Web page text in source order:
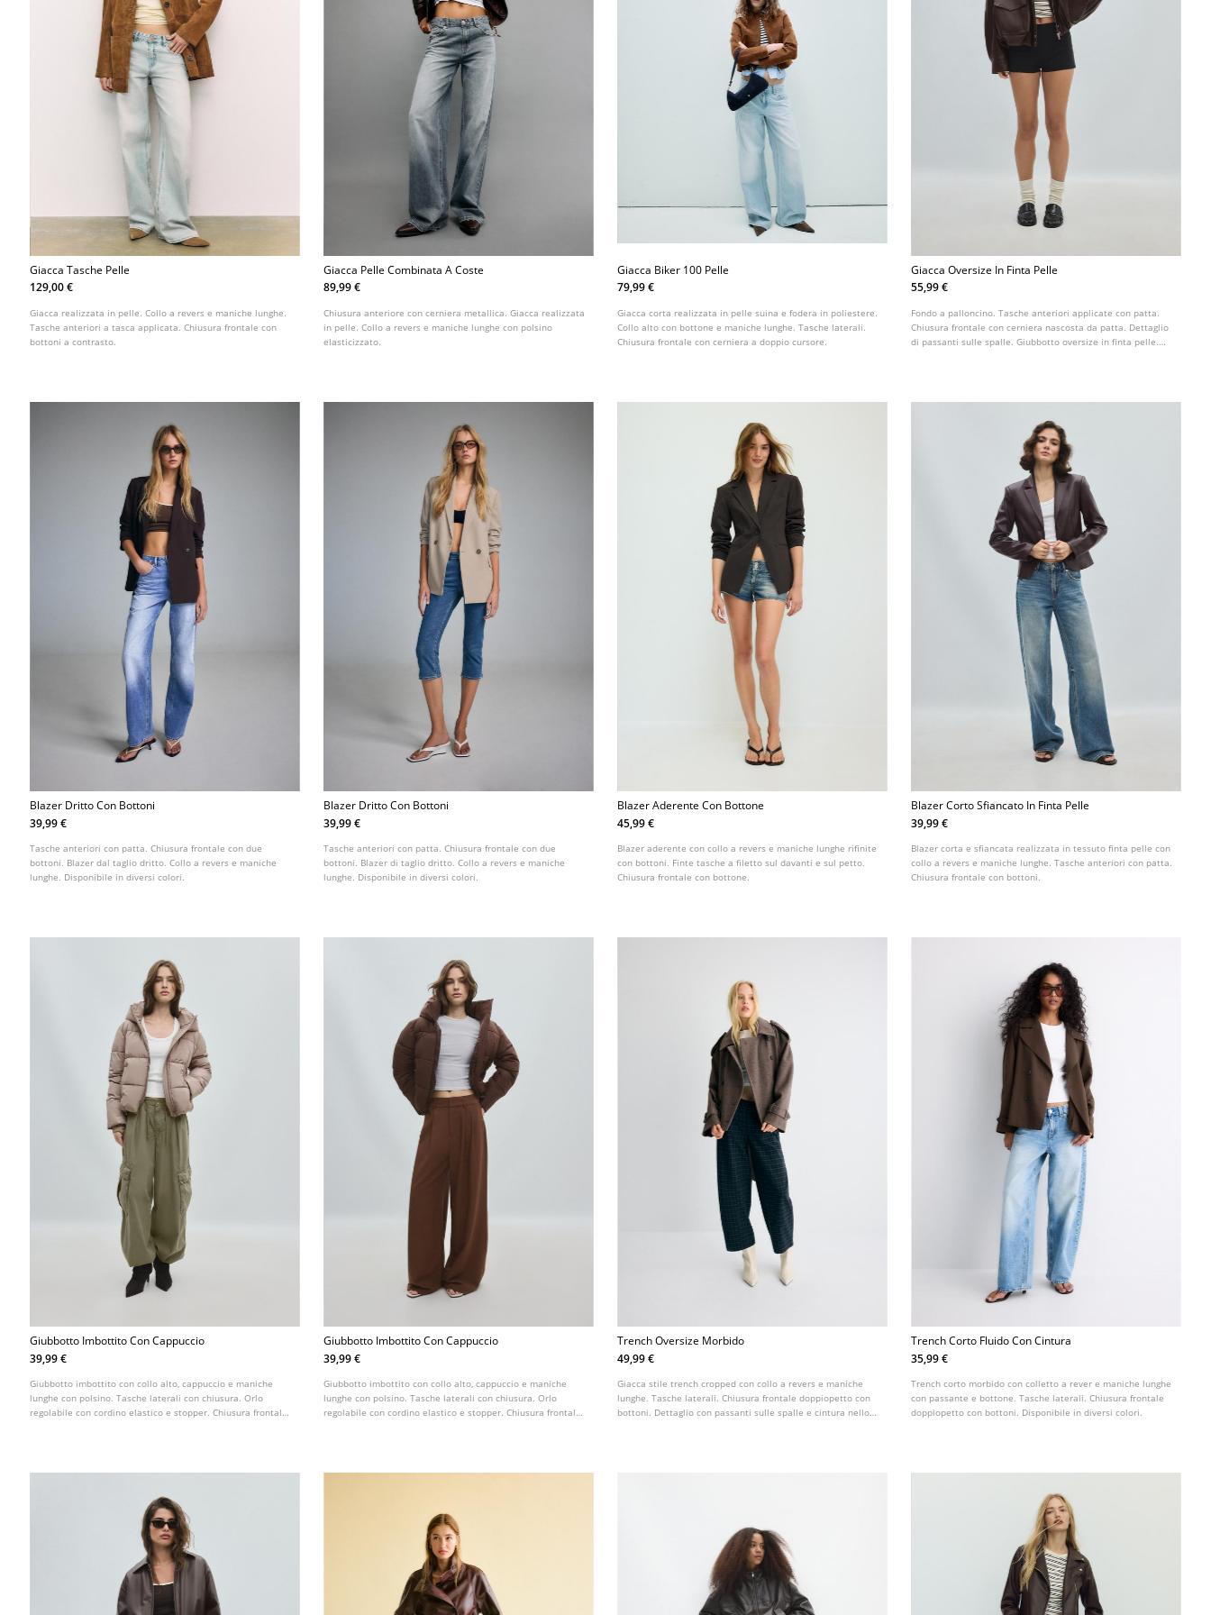
Giacca Tasche Pelle
129,00 €
Giacca realizzata in pelle. Collo a revers e maniche lunghe.
Tasche anteriori a tasca applicata. Chiusura frontale con
bottoni a contrasto.
Giacca Pelle Combinata A Coste
89,99 €
Chiusura anteriore con cerniera metallica. Giacca realizzata
in pelle. Collo a revers e maniche lunghe con polsino
elasticizzato.
Giacca Biker 100 Pelle
79,99 €
Giacca corta realizzata in pelle suina e fodera in poliestere.
Collo alto con bottone e maniche lunghe. Tasche laterali.
Chiusura frontale con cerniera a doppio cursore.
Giacca Oversize In Finta Pelle
55,99 €
Fondo a palloncino. Tasche anteriori applicate con patta.
Chiusura frontale con cerniera nascosta da patta. Dettaglio
di passanti sulle spalle. Giubbotto oversize in finta pelle.
Blazer Dritto Con Bottoni
39,99 €
Tasche anteriori con patta. Chiusura frontale con due
bottoni. Blazer dal taglio dritto. Collo a revers e maniche
lunghe. Disponibile in diversi colori.
Blazer Dritto Con Bottoni
39,99 €
Tasche anteriori con patta. Chiusura frontale con due
bottoni. Blazer di taglio dritto. Collo a revers e maniche
lunghe. Disponibile in diversi colori.
Blazer Aderente Con Bottone
45,99 €
Blazer aderente con collo a revers e maniche lunghe rifinite
con bottoni. Finte tasche a filetto sul davanti e sul petto.
Chiusura frontale con bottone.
Blazer Corto Sfiancato In Finta Pelle
39,99 €
Blazer corta e sfiancata realizzata in tessuto finta pelle con
collo a revers e maniche lunghe. Tasche anteriori con patta.
Chiusura frontale con bottoni.
Giubbotto Imbottito Con Cappuccio
39,99 €
Giubbotto imbottito con collo alto, cappuccio e maniche
lunghe con polsino. Tasche laterali con chiusura. Orlo
regolabile con cordino elastico e stopper. Chiusura frontale
Giubbotto Imbottito Con Cappuccio
39,99 €
Giubbotto imbottito con collo alto, cappuccio e maniche
lunghe con polsino. Tasche laterali con chiusura. Orlo
regolabile con cordino elastico e stopper. Chiusura frontale
Trench Oversize Morbido
49,99 €
Giacca stile trench cropped con collo a revers e maniche
lunghe. Tasche laterali. Chiusura frontale doppiopetto con
bottoni. Dettaglio con passanti sulle spalle e cintura nello
Trench Corto Fluido Con Cintura
35,99 €
Trench corto morbido con colletto a rever e maniche lunghe
con passante e bottone. Tasche laterali. Chiusura frontale
doppiopetto con bottoni. Disponibile in diversi colori.